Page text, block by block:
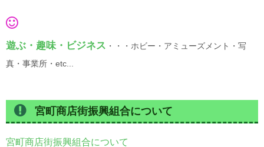
遊ぶ・趣味・ビジネス ・・・ホビー・アミューズメント・写
真・事業所・etc...
宮町商店街振興組合について
宮町商店街振興組合について